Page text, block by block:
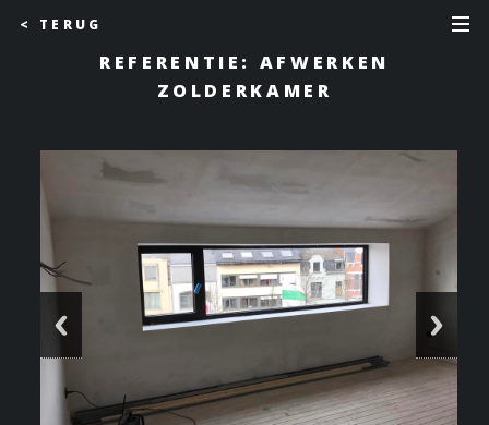
< TERUG
REFERENTIE: AFWERKEN
ZOLDERKAMER